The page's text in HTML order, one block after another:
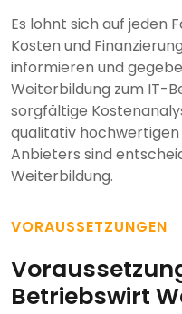
Es lohnt sich auf jeden
Kosten und
informieren und
Weiterbildung zum IT-
sorgfältige
qualitativ
Anbieters sind
Weiterbildung.
VORAUSSETZUNGEN
Betriebswirt